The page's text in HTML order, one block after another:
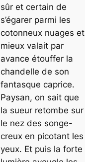
sûr et certain de
s’égarer parmi les
cotonneux nuages et
mieux valait par
avance étouffer la
chandelle de son
fantasque caprice.
Paysan, on sait que
la sueur retombe sur
le nez des songe-
creux en picotant les
yeux. Et puis la forte